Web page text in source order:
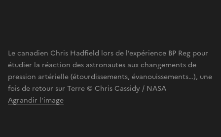
Le canadien Chris Hadfield lors de l’expérience BP Reg pour
étudier la réaction des astronautes aux changements de
pression artérielle (étourdissements, évanouissements…), une
fois de retour sur Terre © Chris Cassidy / NASA
Agrandir l'image